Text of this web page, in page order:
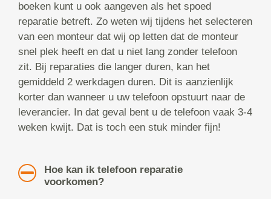
boeken kunt u ook aangeven als het spoed
reparatie betreft. Zo weten wij tijdens het selecteren
van een monteur dat wij op letten dat de monteur
snel plek heeft en dat u niet lang zonder telefoon
zit. Bij reparaties die langer duren, kan het
gemiddeld 2 werkdagen duren. Dit is aanzienlijk
korter dan wanneer u uw telefoon opstuurt naar de
leverancier. In dat geval bent u de telefoon vaak 3-4
weken kwijt. Dat is toch een stuk minder fijn!
Hoe kan ik telefoon reparatie
voorkomen?